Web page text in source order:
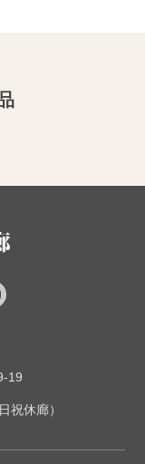
19
祝休廊）